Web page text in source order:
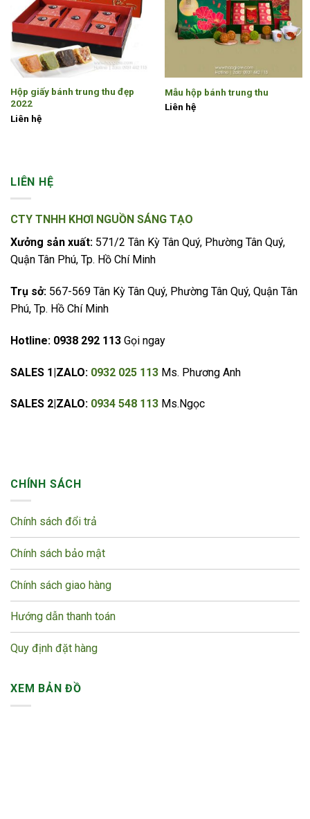
Hộp giấy bánh trung thu đẹp
2022
Liên hệ
Mẫu hộp bánh trung thu
Liên hệ
LIÊN HỆ
CTY TNHH KHƠI NGUỒN SÁNG TẠO
Xưởng sản xuất: 571/2 Tân Kỳ Tân Quý, Phường Tân Quý,
Quận Tân Phú, Tp. Hồ Chí Minh
Trụ sở: 567-569 Tân Kỳ Tân Quý, Phường Tân Quý, Quận Tân
Phú, Tp. Hồ Chí Minh
Hotline: 0938 292 113 Gọi ngay
SALES 1|ZALO: 0932 025 113 Ms. Phương Anh
SALES 2|ZALO: 0934 548 113 Ms.Ngọc
CHÍNH SÁCH
Chính sách đổi trả
Chính sách bảo mật
Chính sách giao hàng
Hướng dẫn thanh toán
Quy định đặt hàng
XEM BẢN ĐỒ